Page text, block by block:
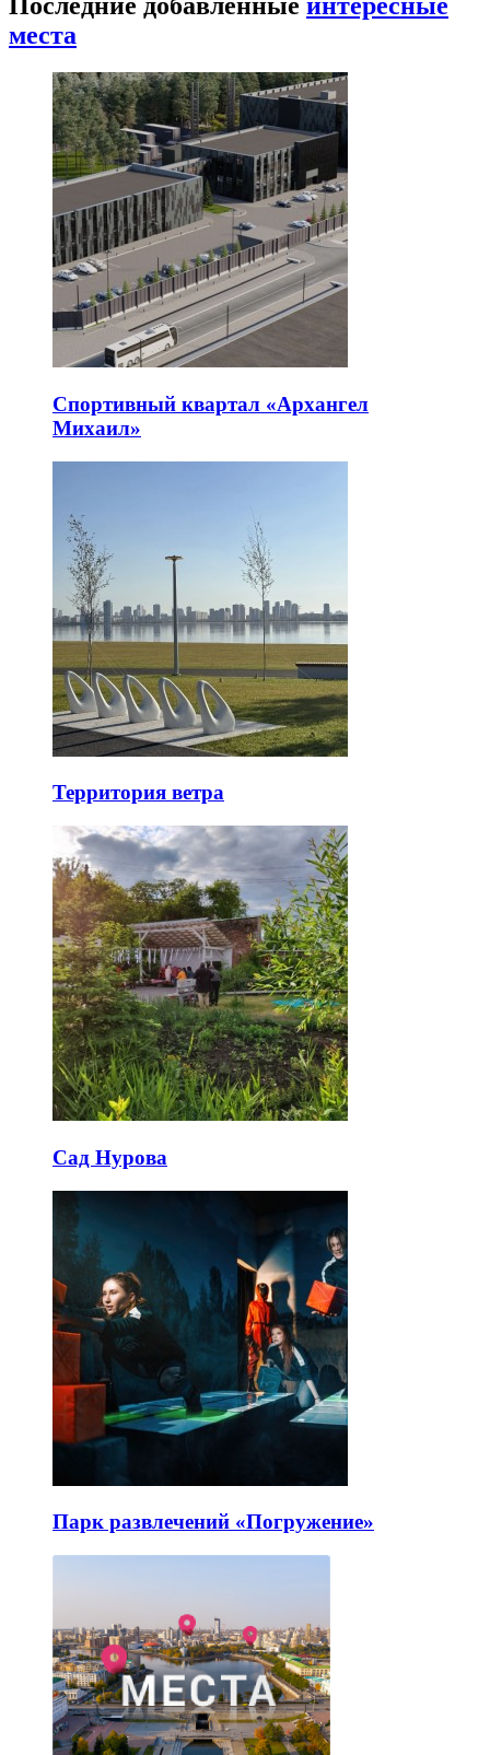
Последние добавленные интересные
места
Спортивный квартал «Архангел
Михаил»
Территория ветра
Сад Нурова
Парк развлечений «Погружение»